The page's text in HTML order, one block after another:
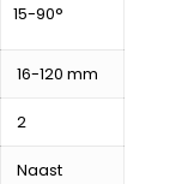
15-90°
16-120 mm
2
Naast